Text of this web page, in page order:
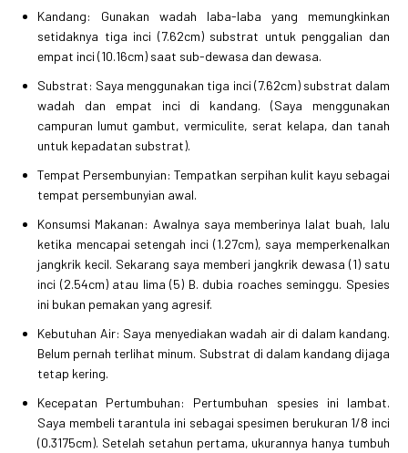
Kandang: Gunakan wadah laba-laba yang memungkinkan
setidaknya tiga inci (7.62cm) substrat untuk penggalian dan
empat inci (10.16cm) saat sub-dewasa dan dewasa.
Substrat: Saya menggunakan tiga inci (7.62cm) substrat dalam
wadah dan empat inci di kandang. (Saya menggunakan
campuran lumut gambut, vermiculite, serat kelapa, dan tanah
untuk kepadatan substrat).
Tempat Persembunyian: Tempatkan serpihan kulit kayu sebagai
tempat persembunyian awal.
Konsumsi Makanan: Awalnya saya memberinya lalat buah, lalu
ketika mencapai setengah inci (1.27cm), saya memperkenalkan
jangkrik kecil. Sekarang saya memberi jangkrik dewasa (1) satu
inci (2.54cm) atau lima (5) B. dubia roaches seminggu. Spesies
ini bukan pemakan yang agresif.
Kebutuhan Air: Saya menyediakan wadah air di dalam kandang.
Belum pernah terlihat minum. Substrat di dalam kandang dijaga
tetap kering.
Kecepatan Pertumbuhan: Pertumbuhan spesies ini lambat.
Saya membeli tarantula ini sebagai spesimen berukuran 1/8 inci
(0.3175cm). Setelah setahun pertama, ukurannya hanya tumbuh